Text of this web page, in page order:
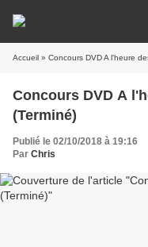
Accueil » Concours DVD A l'heure
Concours DVD A
(Terminé)
Publié le 02/10/2018 à 19:16
Par Chris